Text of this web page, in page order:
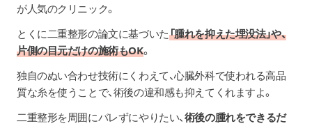
が人気のクリニック。
とくに二重整形の論文に基づいた「腫れを抑えた埋没法」や、
片側の目元だけの施術もOK。
独自のぬい合わせ技術にくわえて、心臓外科で使われる高品
質な糸を使うことで、術後の違和感も抑えてくれますよ。
二重整形を周囲にバレずにやりたい、術後の腫れをできるだ